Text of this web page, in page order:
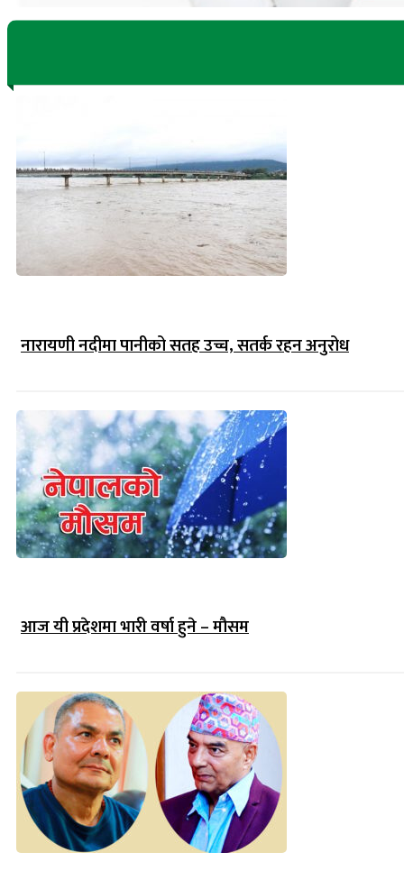
नारायणी नदीमा पानीको सतह उच्च, सतर्क रहन अनुरोध
आज यी प्रदेशमा भारी वर्षा हुने – मौसम